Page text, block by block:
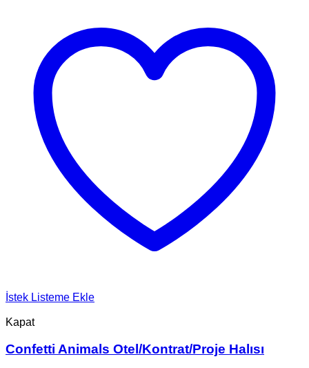
İstek Listeme Ekle
Kapat
Confetti Animals Otel/Kontrat/Proje Halısı